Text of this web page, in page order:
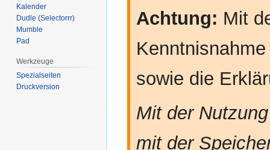
Achtung: Mit
sowie die
Mit der
mit der
Kalender
Dudle (Selectorrr)
Mumble
Pad
Werkzeuge
Spezialseiten
Druckversion